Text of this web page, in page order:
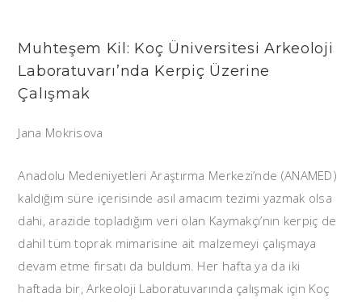
Muhteşem Kil: Koç Üniversitesi Arkeoloji
Laboratuvarı’nda Kerpiç Üzerine
Çalışmak
Jana Mokrisova
Anadolu Medeniyetleri Araştırma Merkezi’nde (ANAMED)
kaldığım süre içerisinde asıl amacım tezimi yazmak olsa
dahi, arazide topladığım veri olan Kaymakçı’nın kerpiç de
dahil tüm toprak mimarisine ait malzemeyi çalışmaya
devam etme fırsatı da buldum. Her hafta ya da iki
haftada bir, Arkeoloji Laboratuvarında çalışmak için Koç